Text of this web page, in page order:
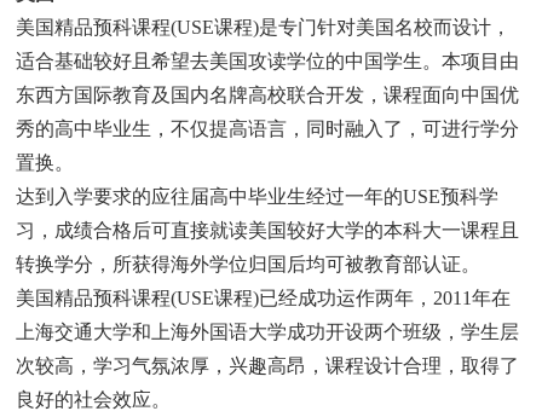
美国精品预科课程(USE课程)是专门针对美国名校而设计，
适合基础较好且希望去美国攻读学位的中国学生。本项目由
东西方国际教育及国内名牌高校联合开发，课程面向中国优
秀的高中毕业生，不仅提高语言，同时融入了，可进行学分
置换。
达到入学要求的应往届高中毕业生经过一年的USE预科学
习，成绩合格后可直接就读美国较好大学的本科大一课程且
转换学分，所获得海外学位归国后均可被教育部认证。
美国精品预科课程(USE课程)已经成功运作两年，2011年在
上海交通大学和上海外国语大学成功开设两个班级，学生层
次较高，学习气氛浓厚，兴趣高昂，课程设计合理，取得了
良好的社会效应。